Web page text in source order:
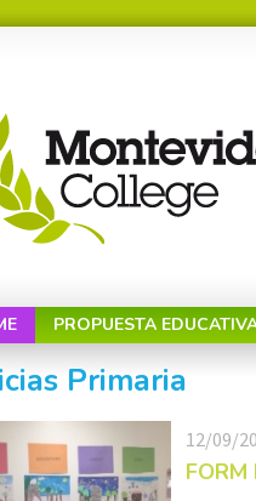
PROPUESTA
Primaria
12/09/
FORM